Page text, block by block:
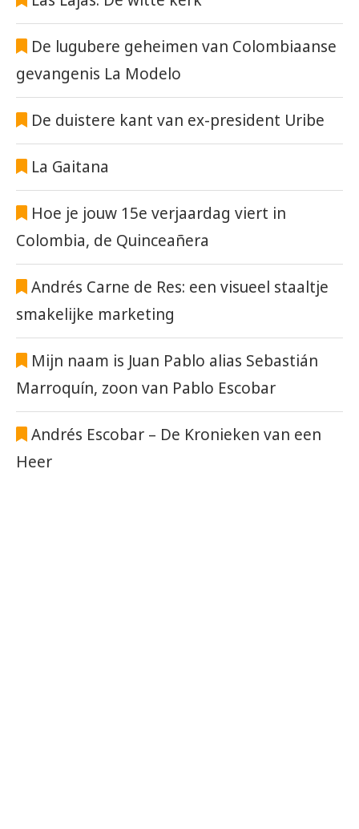
De lugubere geheimen van Colombiaanse
gevangenis La Modelo
De duistere kant van ex-president Uribe
La Gaitana
Hoe je jouw 15e verjaardag viert in
Colombia, de Quinceañera
Andrés Carne de Res: een visueel staaltje
smakelijke marketing
Mijn naam is Juan Pablo alias Sebastián
Marroquín, zoon van Pablo Escobar
Andrés Escobar – De Kronieken van een
Heer